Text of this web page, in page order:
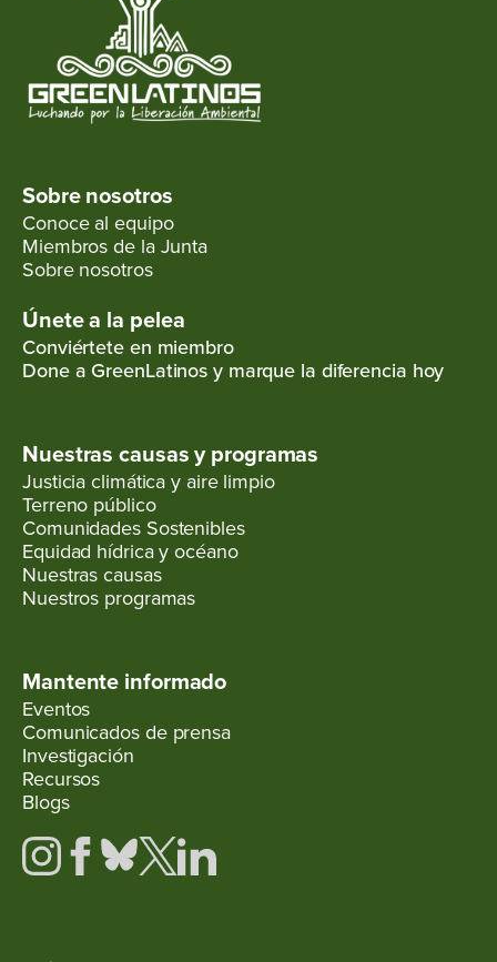
Sobre nosotros
Conoce al equipo
Miembros de la Junta
Sobre nosotros
Únete a la pelea
Conviértete en miembro
Done a GreenLatinos y marque la diferencia hoy
Nuestras causas y programas
Justicia climática y aire limpio
Terreno público
Comunidades Sostenibles
Equidad hídrica y océano
Nuestras causas
Nuestros programas
Mantente informado
Eventos
Comunicados de prensa
Investigación
Recursos
Blogs